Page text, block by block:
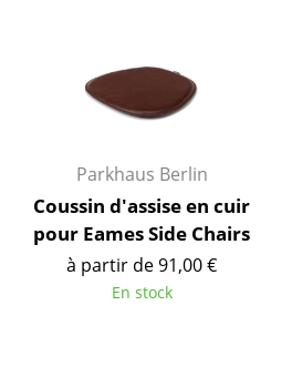
communs
branche
sécurité
Parkhaus Berlin
Coussin d'assise en cuir
pour Eames Side Chairs
à partir de 91,00 €
En stock